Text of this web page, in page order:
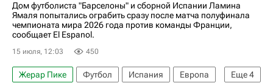
Дом футболиста "Барселоны" и сборной Испании Ламина
Ямаля попытались ограбить сразу после матча полуфинала
чемпионата мира 2026 года против команды Франции,
сообщает El Espanol.
15 июля, 12:03 450
Еще4
Жерар Пике Футбол Испания
Европа